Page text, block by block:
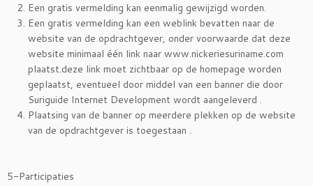
Een gratis vermelding kan eenmalig gewijzigd worden.
Een gratis vermelding kan een weblink bevatten naar de
website van de opdrachtgever, onder voorwaarde dat deze
website minimaal één link naar www.nickeriesuriname.com
plaatst.deze link moet zichtbaar op de homepage worden
geplaatst, eventueel door middel van een banner die door
Suriguide Internet Development wordt aangeleverd .
Plaatsing van de banner op meerdere plekken op de website
van de opdrachtgever is toegestaan .
5-Participaties